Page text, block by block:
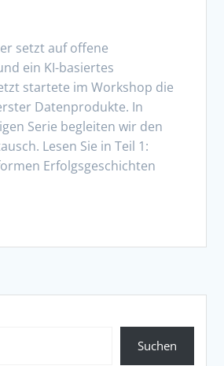
setzt auf offene
ein KI-basiertes
startete im Workshop die
Datenprodukte. In
Serie begleiten wir den
Lesen Sie in Teil 1:
Erfolgsgeschichten
Suchen